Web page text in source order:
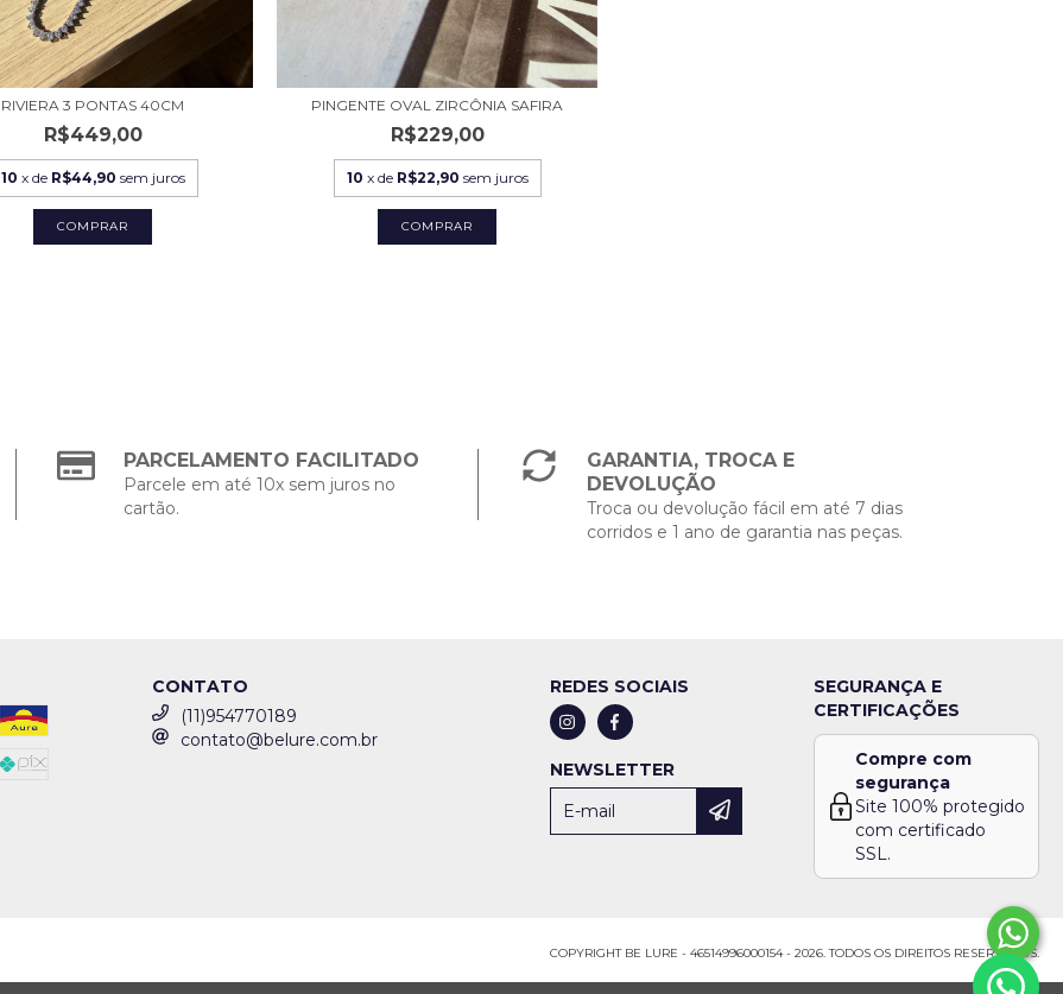
RIVIERA 3 PONTAS 40CM
R$449,00
10 x de R$44,90 sem juros
PINGENTE OVAL ZIRCÔNIA SAFIRA
R$229,00
10 x de R$22,90 sem juros
PARCELAMENTO FACILITADO
Parcele em até 10x sem juros no
cartão.
GARANTIA, TROCA E
DEVOLUÇÃO
Troca ou devolução fácil em até 7 dias
corridos e 1 ano de garantia nas peças.
CONTATO
(11)954770189
contato@belure.com.br
REDES SOCIAIS
NEWSLETTER
SEGURANÇA E
CERTIFICAÇÕES
Compre com
segurança
Site 100% protegido
com certificado
SSL.
COPYRIGHT BE LURE - 46514996000154 - 2026. TODOS OS DIREITOS RESERVADOS.